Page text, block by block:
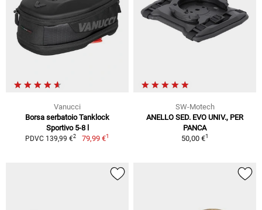
Vanucci
Borsa serbatoio Tanklock
Sportivo 5-8 l
PDVC 139,99 €2 79,99 €1
SW-Motech
ANELLO SED. EVO UNIV., PER
PANCA
50,00 €1